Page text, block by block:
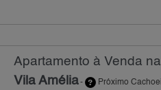
Apartamento à Venda
Vila Amélia- Próximo